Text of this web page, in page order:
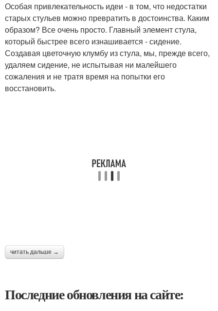
Особая привлекательность идеи - в том, что недостатки
старых стульев можно превратить в достоинства. Каким
образом? Все очень просто. Главный элемент стула,
который быстрее всего изнашивается - сидение.
Создавая цветочную клумбу из стула, мы, прежде всего,
удаляем сидение, не испытывая ни малейшего
сожаления и не тратя время на попытки его
восстановить.
читать дальше →
Последние обновления на сайте: